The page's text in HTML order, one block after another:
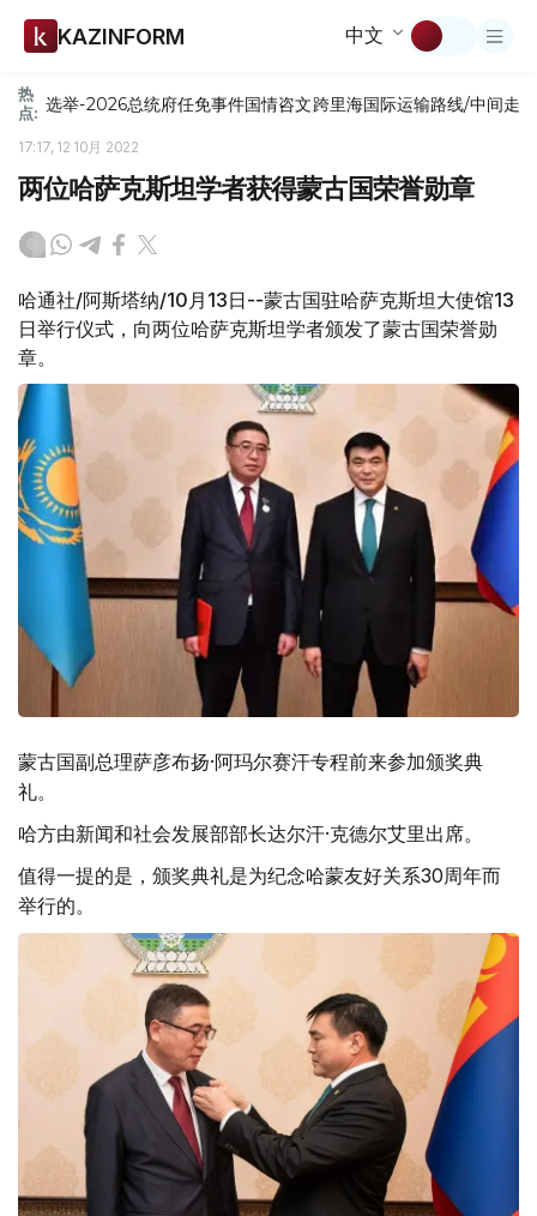
KAZINFORM 中文
热
点: 选举-2026总统府任免事件国情咨文跨里海国际运输路线/中间走廊
17:17, 12 10月 2022
两位哈萨克斯坦学者获得蒙古国荣誉勋章
哈通社/阿斯塔纳/10月13日--蒙古国驻哈萨克斯坦大使馆13
日举行仪式，向两位哈萨克斯坦学者颁发了蒙古国荣誉勋
章。
蒙古国副总理萨彦布扬·阿玛尔赛汗专程前来参加颁奖典
礼。
哈方由新闻和社会发展部部长达尔汗·克德尔艾里出席。
值得一提的是，颁奖典礼是为纪念哈蒙友好关系30周年而
举行的。